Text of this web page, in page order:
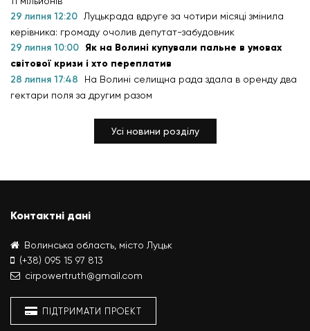
29 липня 12:20 Луцькрада вдруге за чотири місяці змінила
керівника: громаду очолив депутат-забудовник
29 липня 10:00 Як на Волині купували пальне в умовах
світової кризи і хто переплатив
28 липня 17:48
На Волині селищна рада здала в оренду два
гектари поля за другим разом
Усі новини розділу
Контактні дані
Волинська область, місто Луцьк
(+38) 095 15 97 813
cirpowertruth@gmail.com
ПІДТРИМАТИ ПРОЕКТ